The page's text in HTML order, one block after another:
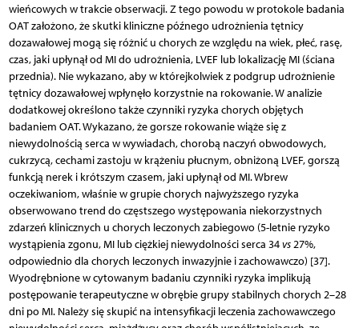
wieńcowych w trakcie obserwacji. Z tego powodu w protokole badania
OAT założono, że skutki kliniczne późnego udrożnienia tętnicy
dozawałowej mogą się różnić u chorych ze względu na wiek, płeć, rasę,
czas, jaki upłynął od MI do udrożnienia, LVEF lub lokalizację MI (ściana
przednia). Nie wykazano, aby w którejkolwiek z podgrup udrożnienie
tętnicy dozawałowej wpłynęło korzystnie na rokowanie. W analizie
dodatkowej określono także czynniki ryzyka chorych objętych
badaniem OAT. Wykazano, że gorsze rokowanie wiąże się z
niewydolnością serca w wywiadach, chorobą naczyń obwodowych,
cukrzycą, cechami zastoju w krążeniu płucnym, obniżoną LVEF, gorszą
funkcją nerek i krótszym czasem, jaki upłynął od MI. Wbrew
oczekiwaniom, właśnie w grupie chorych najwyższego ryzyka
obserwowano trend do częstszego występowania niekorzystnych
zdarzeń klinicznych u chorych leczonych zabiegowo (5-letnie ryzyko
wystąpienia zgonu, MI lub ciężkiej niewydolności serca 34vs27%,
odpowiednio dla chorych leczonych inwazyjnie i zachowawczo) [37].
Wyodrębnione w cytowanym badaniu czynniki ryzyka implikują
postępowanie terapeutyczne w obrębie grupy stabilnych chorych 2–28
dni po MI. Należy się skupić na intensyfikacji leczenia zachowawczego